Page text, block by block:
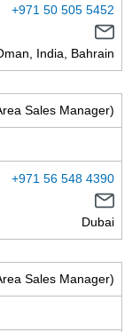
+971 50 505 5452
India, Bahrain
Sales Manager)
+971 56 548 4390
Dubai
Sales Manager)